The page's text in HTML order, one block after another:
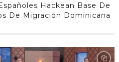
Hackean Base De
De Migración Dominicana